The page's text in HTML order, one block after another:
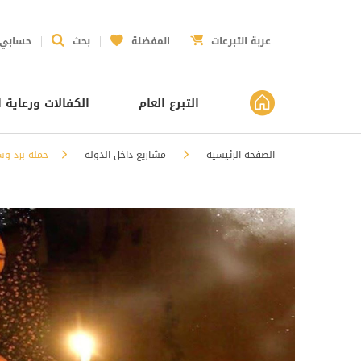
حسابي بحث المفضلة عربة التبرعات
التبرع العام الكفالات ورعاية
الصفحة الرئيسية مشاريع داخل الدولة حملة برد